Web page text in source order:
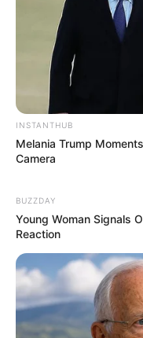
Participe
WhatsApp!
notícias de
INSTANTHUB
Melania Trump
Camera
BUZZDAY
Young Woman Signals
Reaction